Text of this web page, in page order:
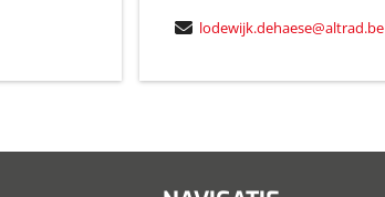
lodewijk.dehaese@altrad.be